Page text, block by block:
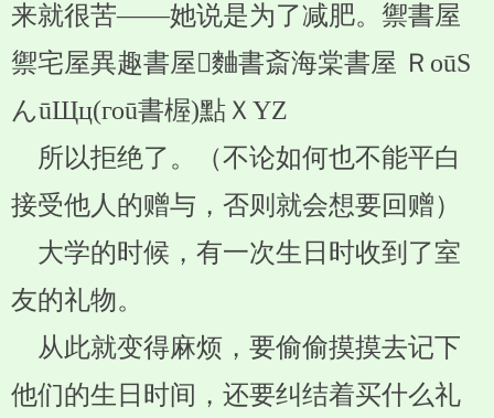
来就很苦——她说是为了减肥。禦書屋
禦宅屋異趣書屋麯書斎海棠書屋 ＲоūS
んūЩц(гоū書楃)點ＸYZ
所以拒绝了。（不论如何也不能平白
接受他人的赠与，否则就会想要回赠）
大学的时候，有一次生日时收到了室
友的礼物。
从此就变得麻烦，要偷偷摸摸去记下
他们的生日时间，还要纠结着买什么礼